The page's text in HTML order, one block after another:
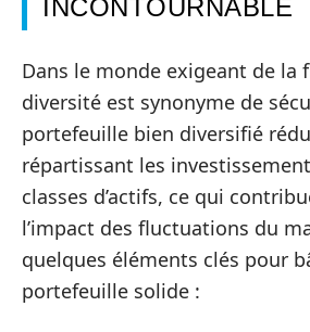
INCONTOURNABLE
Dans le monde exigeant de la
diversité est synonyme de
portefeuille bien diversifié
répartissant les
classes d’actifs, ce qui
l’impact des fluctuations du
quelques éléments clés pour
portefeuille solide :